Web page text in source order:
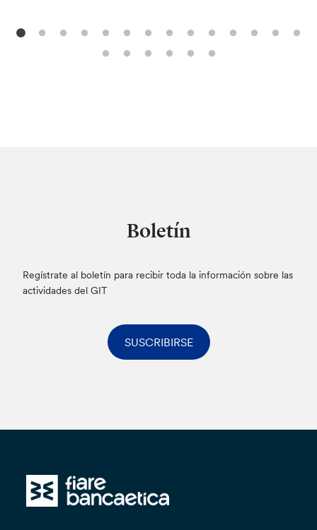
Boletín
Regístrate al boletín para recibir toda la información sobre las
actividades del GIT
SUSCRIBIRSE